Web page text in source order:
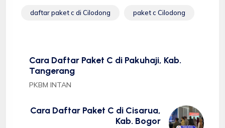
daftar paket c di Cilodong paket c Cilodong
Cara Daftar Paket C di Pakuhaji, Kab.
Tangerang
PKBM INTAN
Cara Daftar Paket C di Cisarua,
Kab. Bogor